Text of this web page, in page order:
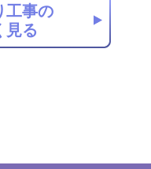
工事の
見る